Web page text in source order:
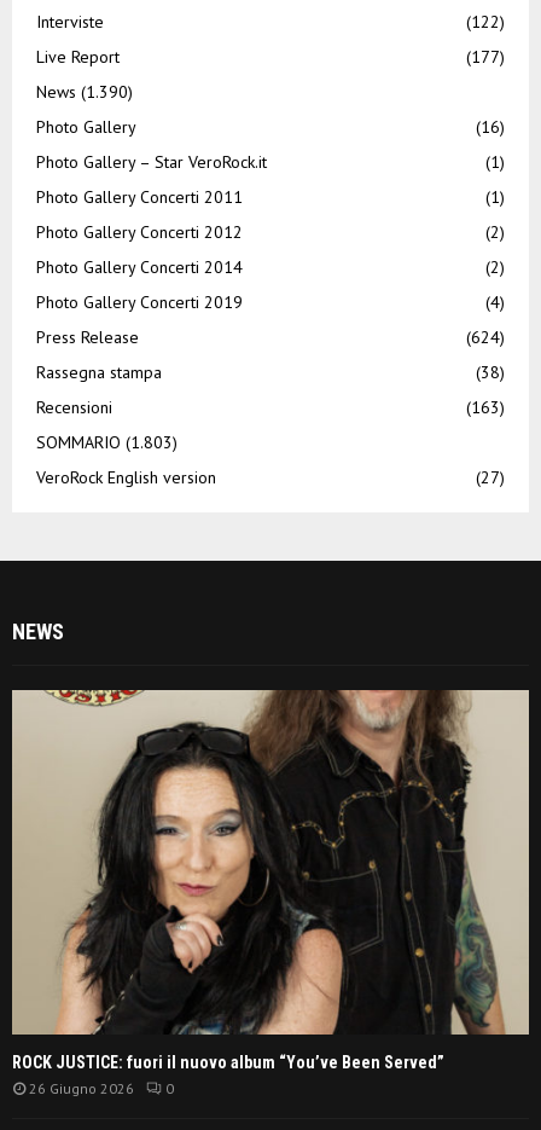
Interviste
(122)
Live Report
(177)
News (1.390)
Photo Gallery
(16)
Photo Gallery – Star VeroRock.it
(1)
Photo Gallery Concerti 2011
(1)
Photo Gallery Concerti 2012
(2)
Photo Gallery Concerti 2014
(2)
Photo Gallery Concerti 2019
(4)
Press Release
(624)
Rassegna stampa
(38)
Recensioni
(163)
SOMMARIO (1.803)
VeroRock English version
(27)
NEWS
ROCK JUSTICE: fuori il nuovo album “You’ve Been Served”
26 Giugno 2026 0